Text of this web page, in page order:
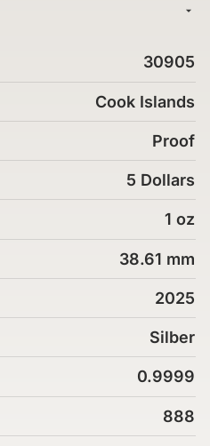
30905
Cook Islands
Proof
5 Dollars
1 oz
38.61 mm
2025
Silber
0.9999
888